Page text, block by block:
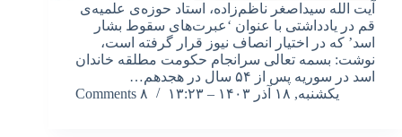
آیت الله سیداصغر ناظم‌زاده، استاد حوزه‌ی علمیه‌ی
قم در یادداشتی با عنوان ‘عبرت‌های سقوط بشار
اسد’ که در اختیار انصاف نیوز قرار گرفته است،
نوشت: بسمه تعالی سرانجام حکومت مطلقه خاندان
اسد در سوریه پس از ۵۴ سال در هجدهم…
یکشنبه, ۱۸ آذر ۱۴۰۳ – ۱۳:۲۳
۸ Comments